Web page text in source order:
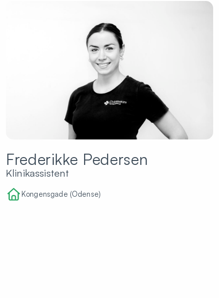
Frederikke Pedersen
Klinikassistent
Kongensgade (Odense)